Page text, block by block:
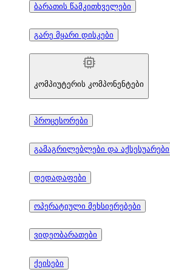
ბარათის წამკითხველები
გარე მყარი დისკები
კომპიუტერის კომპონენტები
პროცესორები
გამაგრილებლები და აქსესუარები
დედადაფები
ოპერატიული მეხსიერებები
ვიდეობარათები
ქეისები